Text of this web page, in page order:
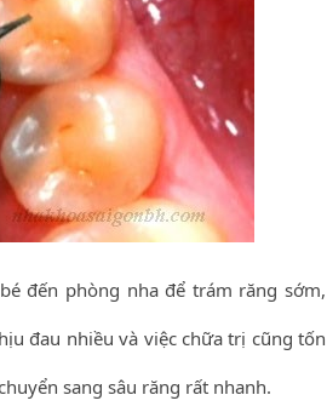
đến phòng nha để trám răng sớm,
đau nhiều và việc chữa trị cũng tốn
sang sâu răng rất nhanh.